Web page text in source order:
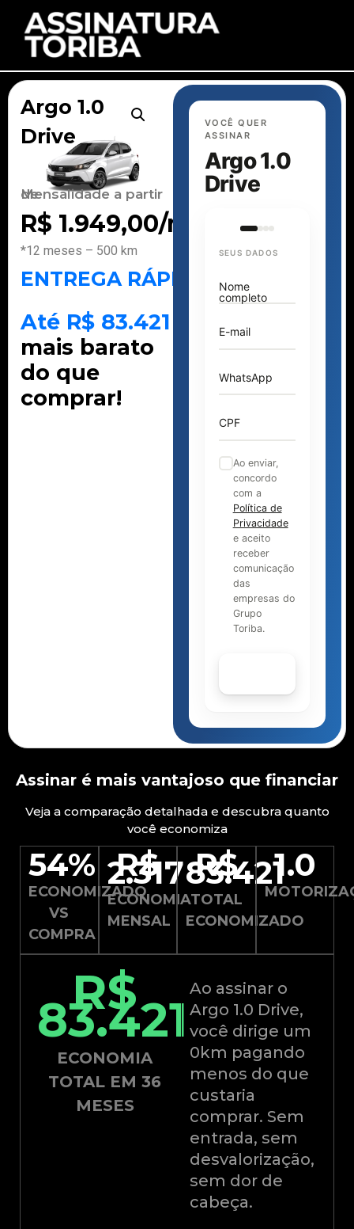
Argo 1.0
Drive
Mensalidade a partir de
R$ 1.949,00/mês
*12 meses – 500 km
ENTREGA RÁPIDA
Até R$ 83.421
mais barato
do que
comprar!
VOCÊ QUER
ASSINAR
Argo 1.0
Drive
SEUS DADOS
Nome
completo
E-mail
WhatsApp
CPF
Ao enviar,
concordo
com a
Política de
Privacidade
e aceito
receber
comunicação
das
empresas do
Grupo
Toriba.
Assinar é mais vantajoso que financiar
Veja a comparação detalhada e descubra quanto
você economiza
54%
ECONOMIZADO
VS
COMPRA
R$
2.317
ECONOMIA
MENSAL
R$
83.421
TOTAL
ECONOMIZADO
1.0
R$
83.421
ECONOMIA
TOTAL EM 36
MESES
Ao assinar o
Argo 1.0 Drive,
você dirige um
0km pagando
menos do que
custaria
comprar. Sem
entrada, sem
desvalorização,
sem dor de
cabeça.